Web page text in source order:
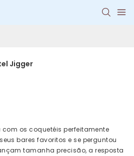
Jigger
com os coquetéis perfeitamente
bares favoritos e se perguntou
tamanha precisão, a resposta